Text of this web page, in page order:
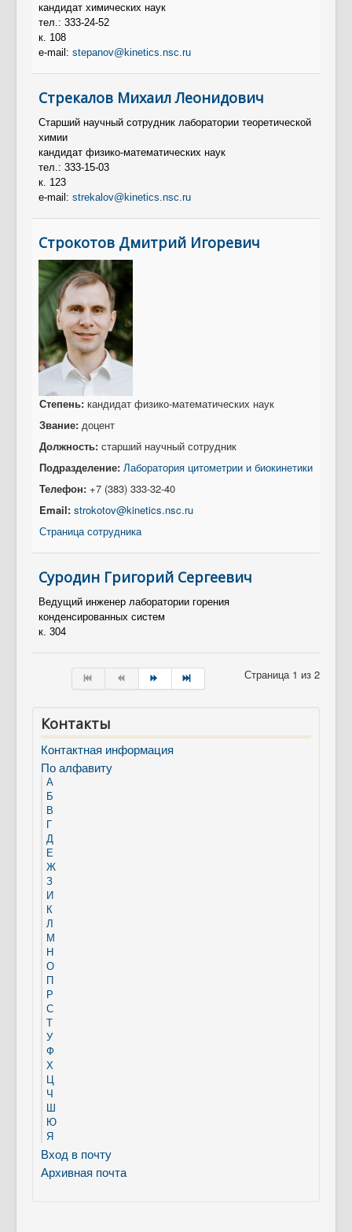
кандидат химических наук
тел.: 333-24-52
к. 108
e-mail: stepanov@kinetics.nsc.ru
Стрекалов Михаил Леонидович
Старший научный сотрудник лаборатории теоретической
химии
кандидат физико-математических наук
тел.: 333-15-03
к. 123
e-mail: strekalov@kinetics.nsc.ru
Строкотов Дмитрий Игоревич
Степень: кандидат физико-математических наук
Звание: доцент
Должность: старший научный сотрудник
Подразделение: Лаборатория цитометрии и биокинетики
Телефон: +7 (383) 333-32-40
Email: strokotov@kinetics.nsc.ru
Страница сотрудника
Суродин Григорий Сергеевич
Ведущий инженер лаборатории горения
конденсированных систем
к. 304
Страница 1 из 2
Контакты
Контактная информация
По алфавиту
А
Б
В
Г
Д
Е
Ж
З
И
К
Л
М
Н
О
П
Р
С
Т
У
Ф
Х
Ц
Ч
Ш
Ю
Я
Вход в почту
Архивная почта